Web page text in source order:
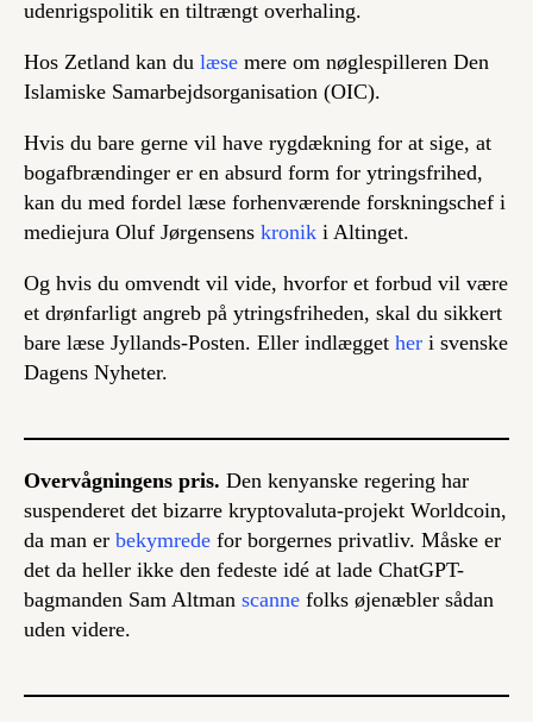
udenrigspolitik en tiltrængt overhaling.
Hos Zetland kan du læse mere om nøglespilleren Den
Islamiske Samarbejdsorganisation (OIC).
Hvis du bare gerne vil have rygdækning for at sige, at
bogafbrændinger er en absurd form for ytringsfrihed,
kan du med fordel læse forhenværende forskningschef i
mediejura Oluf Jørgensens kronik i Altinget.
Og hvis du omvendt vil vide, hvorfor et forbud vil være
et drønfarligt angreb på ytringsfriheden, skal du sikkert
bare læse Jyllands-Posten. Eller indlægget her i svenske
Dagens Nyheter.
Overvågningens pris. Den kenyanske regering har
suspenderet det bizarre kryptovaluta-projekt Worldcoin,
da man er bekymrede for borgernes privatliv. Måske er
det da heller ikke den fedeste idé at lade ChatGPT-
bagmanden Sam Altman scanne folks øjenæbler sådan
uden videre.